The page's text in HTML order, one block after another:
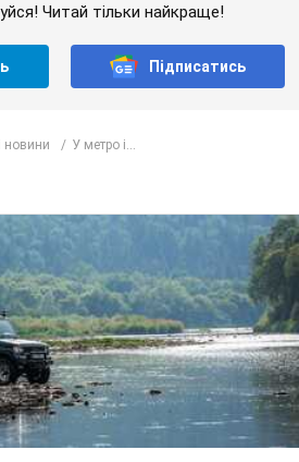
Читай тільки найкраще!
Підписатись
новини У метро і...